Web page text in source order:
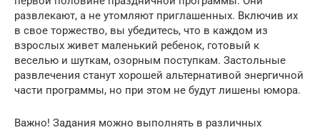
развлекают, а не утомляют приглашенных. Включив их
в свое торжество, вы убедитесь, что в каждом из
взрослых живет маленький ребенок, готовый к
веселью и шуткам, озорным поступкам. Застольные
развлечения станут хорошей альтернативой энергичной
части программы, но при этом не будут лишены юмора.
Важно! Задания можно выполнять в различных